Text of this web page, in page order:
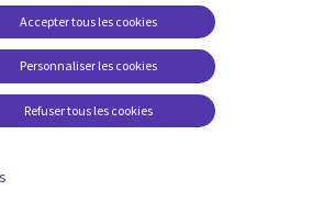
Restrictions et
conditions juridiques
Centre de gestion des
témoins
Personnaliser les cookies
Accepter tous les cookies
Refuser tous les cookies